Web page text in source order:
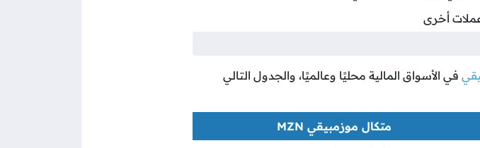
أخرى
في الأسواق المالية محليًا وعالميًا، والجدول التالي
متكال موزمبيقي MZN